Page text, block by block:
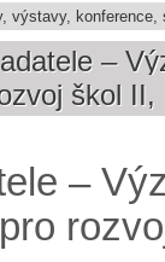
výstavy,
–
škol II,
–